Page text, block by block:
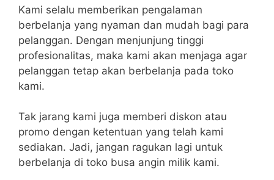
Kami selalu memberikan pengalaman
berbelanja yang nyaman dan mudah bagi para
pelanggan. Dengan menjunjung tinggi
profesionalitas, maka kami akan menjaga agar
pelanggan tetap akan berbelanja pada toko
kami.
Tak jarang kami juga memberi diskon atau
promo dengan ketentuan yang telah kami
sediakan. Jadi, jangan ragukan lagi untuk
berbelanja di toko busa angin milik kami.